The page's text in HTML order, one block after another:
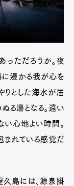
っただろうか。夜
に浸かる我が心を
りとした海水が届
る湯となる。遠い
い心地よい時間。
まれている感覚だ
久島には、源泉掛